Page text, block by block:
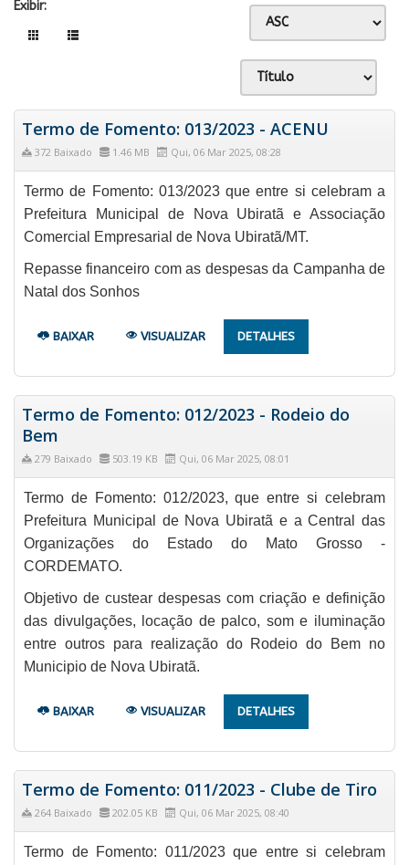
Exibir:
Termo de Fomento: 013/2023 - ACENU
372 Baixado 1.46 MB Qui, 06 Mar 2025, 08:28
Termo de Fomento: 013/2023 que entre si celebram a
Prefeitura Municipal de Nova Ubiratã e Associação
Comercial Empresarial de Nova Ubiratã/MT.
Repasse financeiro com as despesas da Campanha de
Natal dos Sonhos
BAIXAR VISUALIZAR DETALHES
Termo de Fomento: 012/2023 - Rodeio do
Bem
279 Baixado 503.19 KB Qui, 06 Mar 2025, 08:01
Termo de Fomento: 012/2023, que entre si celebram
Prefeitura Municipal de Nova Ubiratã e a Central das
Organizações do Estado do Mato Grosso -
CORDEMATO.
Objetivo de custear despesas com criação e definição
das divulgações, locação de palco, som e iluminação
entre outros para realização do Rodeio do Bem no
Municipio de Nova Ubiratã.
BAIXAR VISUALIZAR DETALHES
Termo de Fomento: 011/2023 - Clube de Tiro
264 Baixado 202.05 KB Qui, 06 Mar 2025, 08:40
Termo de Fomento: 011/2023 que entre si celebram